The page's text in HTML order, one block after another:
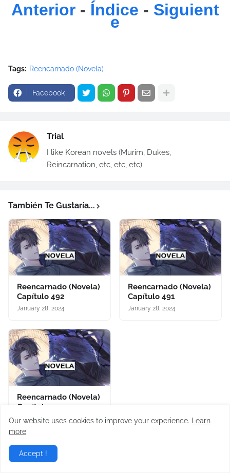
Anterior - Índice - Siguient
e
Tags: Reencarnado (Novela)
Facebook
Trial
I like Korean novels (Murim, Dukes,
Reincarnation, etc, etc, etc)
También Te Gustaría...
Reencarnado (Novela)
Capítulo 492
January 28, 2024
Reencarnado (Novela)
Capítulo 491
January 28, 2024
Reencarnado (Novela)
Capítulo 490
January 28, 2024
Post a Comment
Our website uses cookies to improve your experience.
Learn
more
Accept !